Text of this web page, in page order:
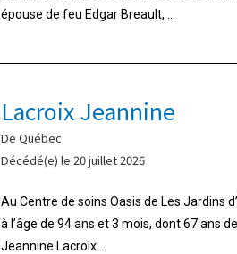
épouse de feu Edgar Breault, ...
Lacroix Jeannine
De Québec
Décédé(e) le 20 juillet 2026
Au Centre de soins Oasis de Les Jardins
à l’âge de 94 ans et 3 mois, dont 67 ans
Jeannine Lacroix ...